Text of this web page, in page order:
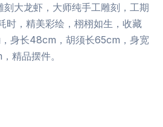
刻大龙虾，大师纯手工雕刻，工期
时，精美彩绘，栩栩如生，收藏
身长48cm，胡须长65cm，身宽
精品摆件。